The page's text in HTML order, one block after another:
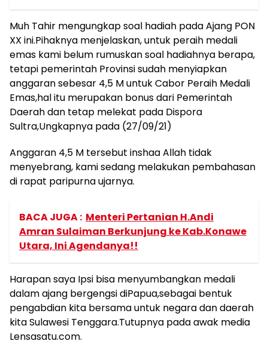
Muh Tahir mengungkap soal hadiah pada Ajang PON
XX ini.Pihaknya menjelaskan, untuk peraih medali
emas kami belum rumuskan soal hadiahnya berapa,
tetapi pemerintah Provinsi sudah menyiapkan
anggaran sebesar 4,5 M untuk Cabor Peraih Medali
Emas,hal itu merupakan bonus dari Pemerintah
Daerah dan tetap melekat pada Dispora
Sultra,Ungkapnya pada (27/09/21)
Anggaran 4,5 M tersebut inshaa Allah tidak
menyebrang, kami sedang melakukan pembahasan
di rapat paripurna ujarnya.
BACA JUGA : Menteri Pertanian H.Andi
Amran Sulaiman Berkunjung ke Kab.Konawe
Utara, Ini Agendanya!!
Harapan saya Ipsi bisa menyumbangkan medali
dalam ajang bergengsi diPapua,sebagai bentuk
pengabdian kita bersama untuk negara dan daerah
kita Sulawesi Tenggara.Tutupnya pada awak media
Lensasatu.com.